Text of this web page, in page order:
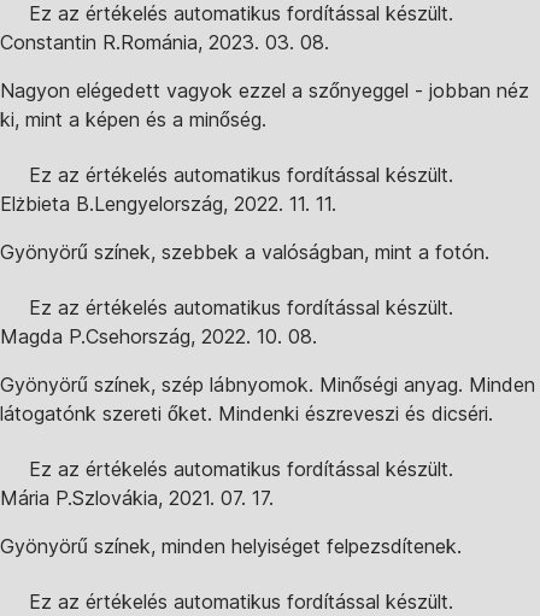
Ez az értékelés automatikus fordítással készült.
Constantin R.Románia, 2023. 03. 08.
Nagyon elégedett vagyok ezzel a szőnyeggel - jobban néz
ki, mint a képen és a minőség.
Ez az értékelés automatikus fordítással készült.
Elżbieta B.Lengyelország, 2022. 11. 11.
Gyönyörű színek, szebbek a valóságban, mint a fotón.
Ez az értékelés automatikus fordítással készült.
Magda P.Csehország, 2022. 10. 08.
Gyönyörű színek, szép lábnyomok. Minőségi anyag. Minden
látogatónk szereti őket. Mindenki észreveszi és dicséri.
Ez az értékelés automatikus fordítással készült.
Mária P.Szlovákia, 2021. 07. 17.
Gyönyörű színek, minden helyiséget felpezsdítenek.
Ez az értékelés automatikus fordítással készült.